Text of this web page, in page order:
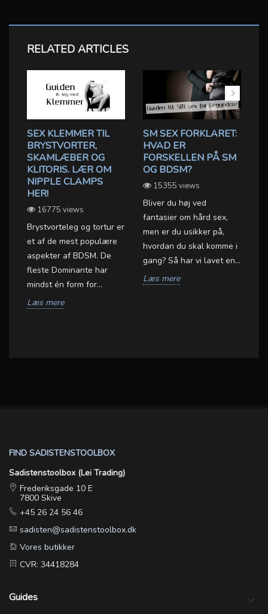
RELATED ARTICLES
SEX KLEMMER TIL
BRYSTVORTER,
SKAMLÆBER OG
KLITORIS. LÆR OM
NIPPLE CLAMPS
HER!
16775 views
Brystvorteleg og tortur er
et af de mest populære
aspekter af BDSM. De
fleste Dominante har
mindst én form for...
Læs mere
SM SEX FORKLARET:
HVAD ER
FORSKELLEN PÅ SM
OG BDSM?
15355 views
Bliver du høj ved
fantasier om hård sex,
men er du usikker på,
hvordan du skal komme i
gang? Så har vi lavet en...
Læs mere
FIND SADISTENSTOOLBOX
Sadistenstoolbox (Lei Trading)
Frederiksgade 10 E
7800 Skive
+45 26 24 56 46
sadisten@sadistenstoolbox.dk
Vores butikker
CVR: 34418284
Guides keyboard_arrow_down